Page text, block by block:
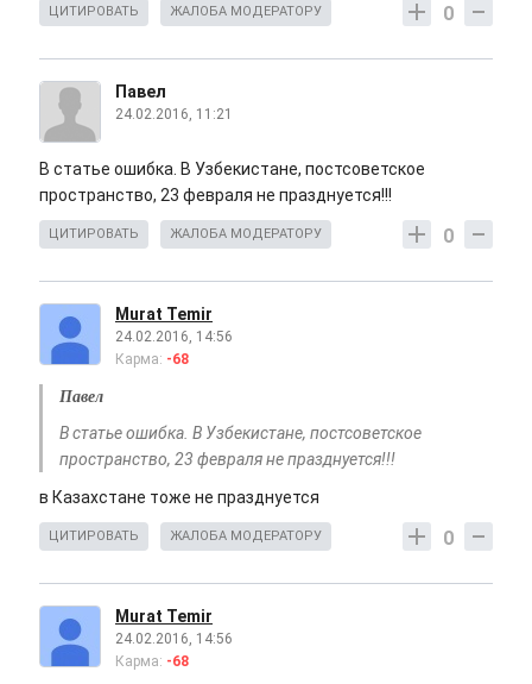
0
ЦИТИРОВАТЬ ЖАЛОБА МОДЕРАТОРУ
Павел
24.02.2016, 11:21
В статье ошибка. В Узбекистане, постсоветское
пространство, 23 февраля не празднуется!!!
0
ЦИТИРОВАТЬ ЖАЛОБА МОДЕРАТОРУ
Murat Temir
24.02.2016, 14:56
Карма: -68
Павел
В статье ошибка. В Узбекистане, постсоветское
пространство, 23 февраля не празднуется!!!
в Казахстане тоже не празднуется
0
ЦИТИРОВАТЬ ЖАЛОБА МОДЕРАТОРУ
Murat Temir
24.02.2016, 14:56
Карма: -68